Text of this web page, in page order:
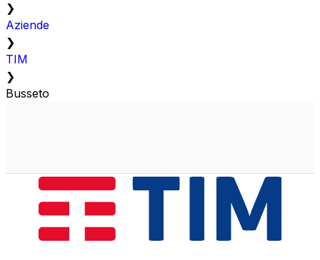
❯
Aziende
❯
TIM
❯
Busseto